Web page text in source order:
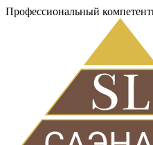
Профессиональный